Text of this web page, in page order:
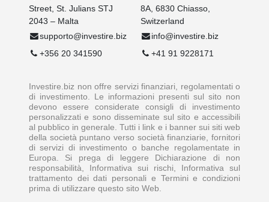
Street, St. Julians STJ
2043 – Malta
supporto@investire.biz
+356 20 341590
8A, 6830 Chiasso,
Switzerland
info@investire.biz
+41 91 9228171
Investire.biz non offre servizi finanziari, regolamentati o
di investimento. Le informazioni presenti sul sito non
devono essere considerate consigli di investimento
personalizzati e sono disseminate sul sito e accessibili
al pubblico in generale. Tutti i link e i banner sui siti web
della società puntano verso società finanziarie, fornitori
di servizi di investimento o banche regolamentate in
Europa. Si prega di leggere Dichiarazione di non
responsabilità, Informativa sui rischi, Informativa sul
trattamento dei dati personali e Termini e condizioni
prima di utilizzare questo sito Web.